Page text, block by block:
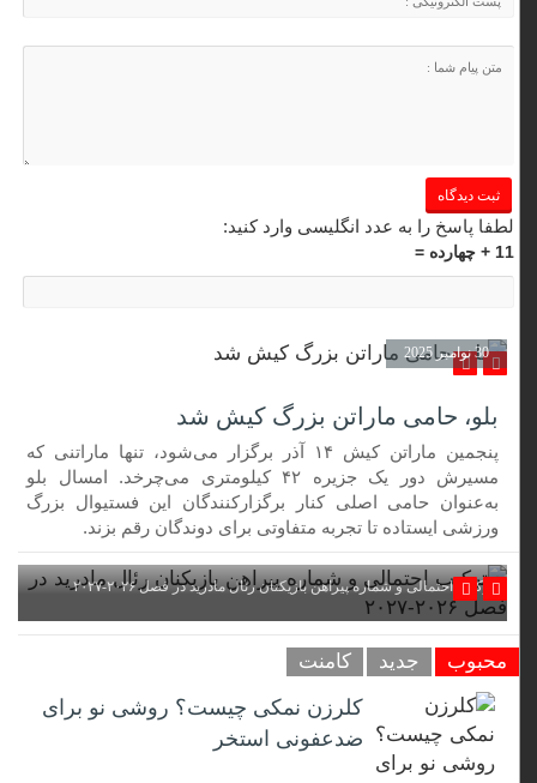
لطفا پاسخ را به عدد انگلیسی وارد کنید:
11 + چهارده =
30 نوامبر 2025
بلو، حامی ماراتن بزرگ کیش شد
پنجمین ماراتن کیش ۱۴ آذر برگزار می‌شود، تنها ماراتنی که
مسیرش دور یک جزیره ۴۲ کیلومتری می‌چرخد. امسال بلو
به‌عنوان حامی اصلی کنار برگزارکنندگان این فستیوال بزرگ
ورزشی ایستاده تا تجربه متفاوتی برای دوندگان رقم بزند.
ترکیب احتمالی و شماره پیراهن بازیکنان رئال مادرید در فصل ۲۰۲۶-۲۰۲۷
محبوب جدید کامنت
کلرزن نمکی چیست؟ روشی نو برای
ضدعفونی استخر